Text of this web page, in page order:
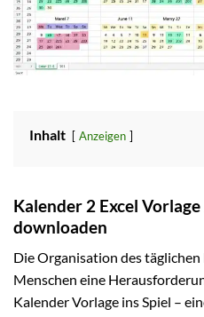
Inhalt Anzeigen
Kalender 2 Excel
downloaden
Die Organisation des
Menschen eine
Kalender Vorlage ins Spiel –